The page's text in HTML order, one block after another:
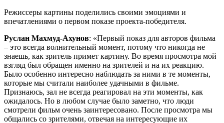
Режиссеры картины поделились своими эмоциями и
впечатлениями о первом показе проекта-победителя.
Руслан Махмуд-Ахунов: «Первый показ для авторов фильма
– это всегда волнительный момент, потому что никогда не
знаешь, как зритель примет картину. Во время просмотра мой
взгляд был обращен именно на зрителей и на их реакцию.
Было особенно интересно наблюдать за ними в те моменты,
которые мы считали наиболее удачными в фильме.
Признаюсь, зал не всегда реагировал на эти моменты, как
ожидалось. Но в любом случае было заметно, что люди
смотрели фильм очень заинтересовано. После просмотра мы
общались со зрителями, отвечая на интересующие их